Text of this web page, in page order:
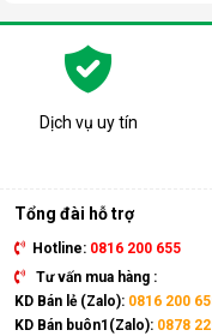
Dịch vụ uy tín
Tổng đài hỗ trợ
Hotline: 0816 200 655
Tư vấn mua hàng :
KD Bán lẻ (Zalo): 0816 200
KD Bán buôn1(Zalo): 0878